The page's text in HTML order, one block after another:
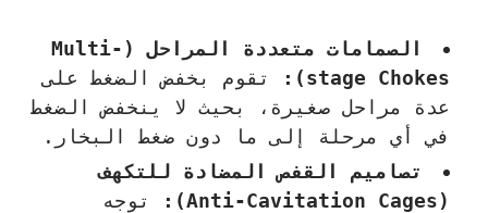
الصمامات متعددة المراحل (Multi-
stage Chokes):
تقوم بخفض الضغط على
عدة مراحل صغيرة، بحيث لا ينخفض الضغط
في أي مرحلة إلى ما دون ضغط البخار.
تصاميم القفص المضادة للتكهف
(Anti-Cavitation Cages):
توجه